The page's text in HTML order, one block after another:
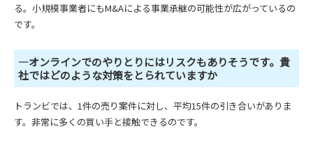
る。小規模事業者にもM&Aによる事業承継の可能性が広がっているの
です。
―オンラインでのやりとりにはリスクもありそうです。貴
社ではどのような対策をとられていますか
トランビでは、1件の売り案件に対し、平均15件の引き合いがありま
す。非常に多くの買い手と接触できるのです。